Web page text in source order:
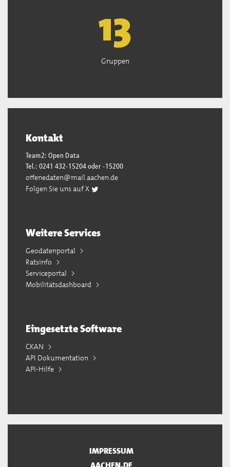
13
Gruppen
Kontakt
Team2: Open Data
Tel.: 0241 432-15204 oder -15200
offenedaten@mail.aachen.de
Folgen Sie uns auf X
Weitere Services
Geodatenportal
Ratsinfo
Serviceportal
Mobilitätsdashboard
Eingesetzte Software
CKAN
API Dokumentation
API-Hilfe
IMPRESSUM